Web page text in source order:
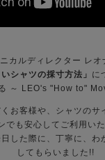
カルディレクター レ
いシャツの採寸方法」 に
～ LEO's "How to"
お客様や、シャツのサ
でも安心してご利用い
した際に、丁寧に、わ
してもらいました!!